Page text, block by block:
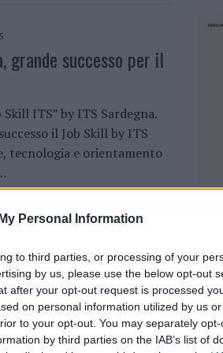
Personal Information
to third parties, or processing of your
by us, please use the below opt-out
after your opt-out request is processed
on personal information utilized by us
to your opt-out. You may separately
by third parties on the IAB’s list of
grande successo per il
ITS” by ITS Sardegna.
il Job Skill by ITS
tecnologia e orientamento
Olbia non dimentica
Frank per il Giorno della
il Giorno della
spettacolo teatrale che